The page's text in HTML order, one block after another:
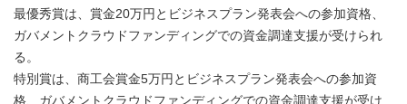
最優秀賞は、賞金20万円とビジネスプラン発表会への参加資格、
ガバメントクラウドファンディングでの資金調達支援が受けられ
る。
特別賞は、商工会賞金5万円とビジネスプラン発表会への参加資
格、ガバメントクラウドファンディングでの資金調達支援が受け